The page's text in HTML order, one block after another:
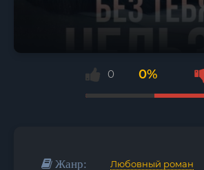
0 0%
Жанр: Любовный роман